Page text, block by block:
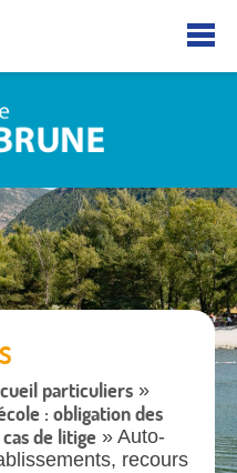
particuliers »
: obligation des
de litige » Auto-
recours